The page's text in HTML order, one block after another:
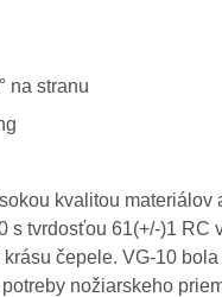
na stranu
kvalitou materiálov
s tvrdosťou 61(+/-)1 RC
čepele. VG-10
nožiarskeho